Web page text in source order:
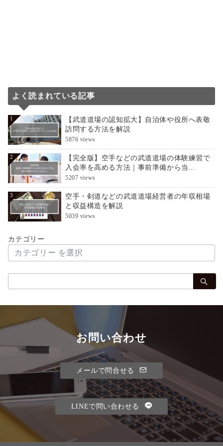
よく読まれている記事
1
【武道道場の認知拡大】自治体や役所へ表敬
訪問する方法を解説
5876 views
2
【完全版】空手などの武道道場の体験練習で
入会率を高める方法｜事前準備から当...
5207 views
3
空手・剣道などの武道道場経営者の年収相場
と収益構造を解説
5039 views
カテゴリー
索：
お問い合わせ
メールで問合せる
LINEで問い合わせる